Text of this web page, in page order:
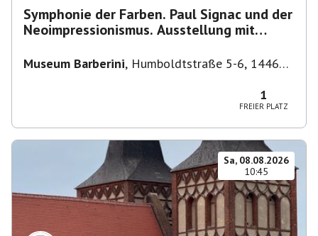
Symphonie der Farben. Paul Signac und der
Neoimpressionismus. Ausstellung mit
Museum Barberini, Humboldtstraße 5-6, 14467
1
FREIER PLATZ
Sa, 08.08.2026
10:45